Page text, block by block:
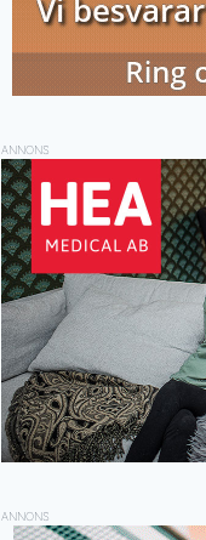
ANNONS
ANNONS